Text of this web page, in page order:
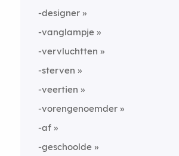
-designer
-vanglampje
-vervluchtten
-sterven
-veertien
-vorengenoemder
-af
-geschoolde